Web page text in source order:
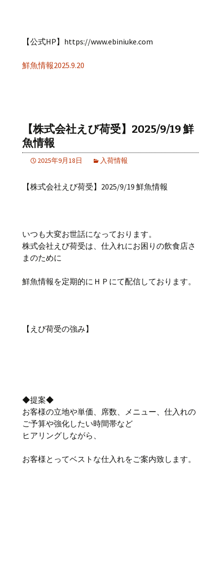
【公式HP】https://www.ebiniuke.com
鮮魚情報2025.9.20
【株式会社えび荷受】2025/9/19 鮮
魚情報
2025年9月18日 入荷情報
【株式会社えび荷受】2025/9/19 鮮魚情報
いつも大変お世話になっております。
株式会社えび荷受は、仕入れにお困りの飲食店さ
まのために
鮮魚情報を定期的にＨＰにて配信しております。
【えび荷受の強み】
◆提案◆
お客様の立地や単価、席数、メニュー、仕入れの
ご予算や強化したい時間帯など
ヒアリングしながら、
お客様とってベストな仕入れをご案内致します。